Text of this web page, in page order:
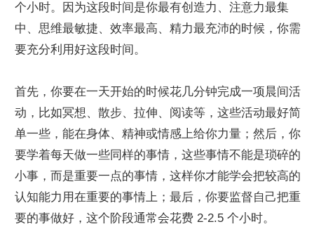
个小时。因为这段时间是你最有创造力、注意力最集
中、思维最敏捷、效率最高、精力最充沛的时候，你需
要充分利用好这段时间。
首先，你要在一天开始的时候花几分钟完成一项晨间活
动，比如冥想、散步、拉伸、阅读等，这些活动最好简
单一些，能在身体、精神或情感上给你力量；然后，你
要学着每天做一些同样的事情，这些事情不能是琐碎的
小事，而是重要一点的事情，这样你才能学会把较高的
认知能力用在重要的事情上；最后，你要监督自己把重
要的事做好，这个阶段通常会花费 2-2.5 个小时。